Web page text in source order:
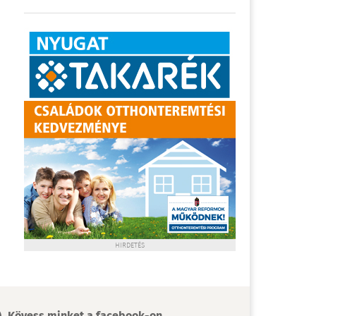
HIRDETÉS